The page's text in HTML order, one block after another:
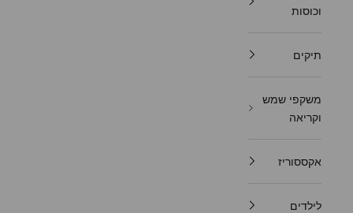
וכוסות
תיקים
משקפי שמש
וקריאה
אקססוריז
לילדים